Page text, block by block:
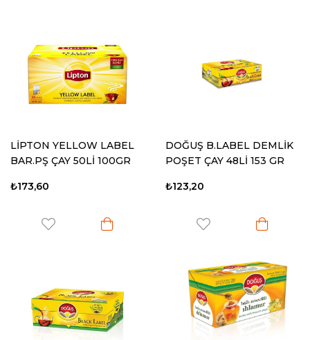
LİPTON YELLOW LABEL
BAR.PŞ ÇAY 50Lİ 100GR
₺173,60
DOĞUŞ B.LABEL DEMLİK
POŞET ÇAY 48Lİ 153 GR
₺123,20